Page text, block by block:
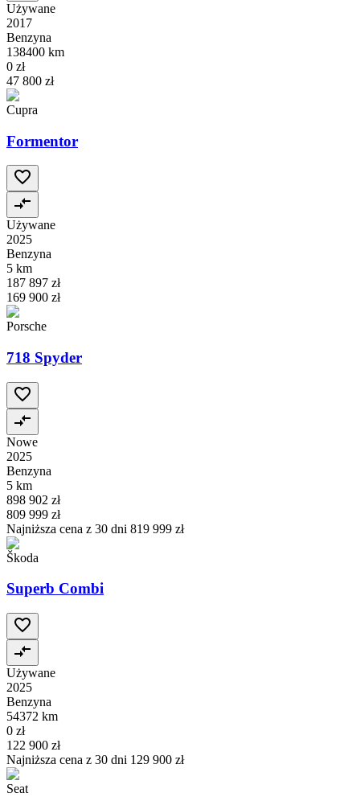
Używane
2017
Benzyna
138400 km
0 zł
47 800 zł
Cupra
Formentor
Używane
2025
Benzyna
5 km
187 897 zł
169 900 zł
Porsche
718 Spyder
Nowe
2025
Benzyna
5 km
898 902 zł
809 999 zł
Najniższa cena z 30 dni 819 999 zł
Škoda
Superb Combi
Używane
2025
Benzyna
54372 km
0 zł
122 900 zł
Najniższa cena z 30 dni 129 900 zł
Seat